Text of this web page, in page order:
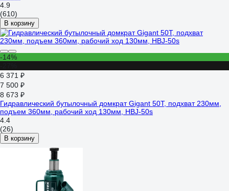
4.9
(610)
В корзину
-14%
6 371 ₽
7 500 ₽
8 673 ₽
Гидравлический бутылочный домкрат Gigant 50Т, подхват 230мм,
подъем 360мм, рабочий ход 130мм, HBJ-50s
4.4
(26)
В корзину